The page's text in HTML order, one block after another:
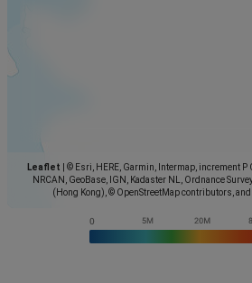
Leaflet
© Esri, HERE, Garmin, Intermap, increment P
NRCAN, GeoBase, IGN, Kadaster NL, Ordnance
(Hong Kong), © OpenStreetMap contributors,